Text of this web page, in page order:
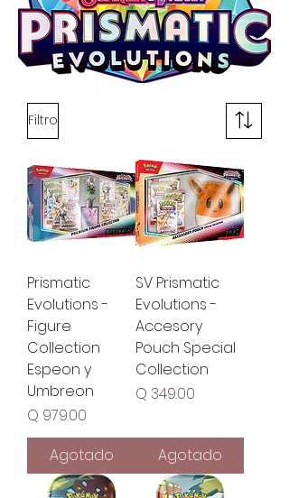
Filtro
Prismatic
Evolutions -
Figure
Collection
Espeon y
Umbreon
Precio
Q 979.00
Agotado
SV Prismatic
Evolutions -
Accesory
Pouch Special
Collection
Precio
Q 349.00
Agotado